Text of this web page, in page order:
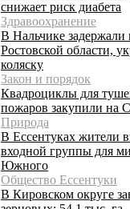
снижает риск диабета
Здравоохранение
В Нальчике задержали
Ростовской области,
коляску
Закон и порядок
Квадроциклы для
пожаров закупили на
Природа
В Ессентуках жители
входной группы для
Южного
Общество Ессентуки
В Кировском округе